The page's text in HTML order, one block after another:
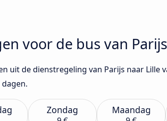
voor de bus van
uit de dienstregeling van Parijs naar Lille
dagen.
Zondag Maandag